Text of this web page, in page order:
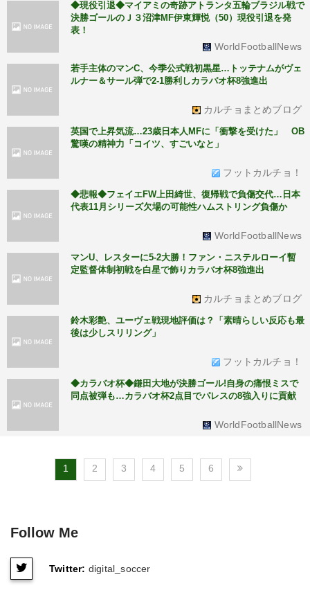
◆現役引退◆マイアミの奇跡アトランタ五輪ブラジル戦で
決勝ゴールのＪ３沼津MF伊東輝悦（50）現役引退を発
表！
WorldFootballNews
若手主体のマンC、今季公式戦初黒星…トッテナムがヴェ
ルナー＆サール弾で2-1勝利しカラバオ杯8強進出
カルチョまとめブログ
英国で上昇気流…23歳日本人MFに「衝撃を受けた」 OB
驚嘆の精神力「コイツ、すごいなと」
フットカルチョ！
◆悲報◆フェイエFW上田綺世、復帰戦で負傷交代…日本
代表11月シリーズ欠場の可能性ハムストリング負傷か
WorldFootballNews
マンU、レスターに5-2大勝！ファン・ニステルローイ暫
定監督体制初戦を白星で飾りカラバオ杯8強進出
カルチョまとめブログ
鈴木彩艶、ユーヴェ戦現地評価は？「素晴らしい反応も最
後は少しスリリング」
フットカルチョ！
◆カラバオ杯◆鎌田大地が決勝ゴール!自身の痛恨ミスで
同点被弾も…カラバオ杯2点目でパレスの8強入りに貢献
WorldFootballNews
1 2 3 4 5 6
Follow Me
Twitter: digital_soccer